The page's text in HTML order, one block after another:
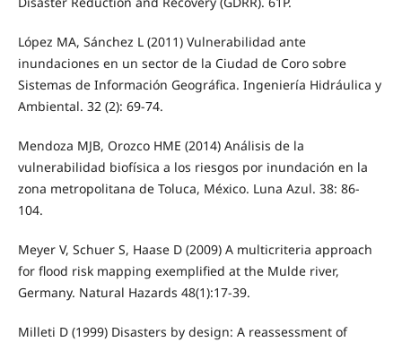
López MA, Sánchez L (2011) Vulnerabilidad ante
inundaciones en un sector de la Ciudad de Coro sobre
Sistemas de Información Geográfica. Ingeniería Hidráulica y
Ambiental. 32 (2): 69-74.
Mendoza MJB, Orozco HME (2014) Análisis de la
vulnerabilidad biofísica a los riesgos por inundación en la
zona metropolitana de Toluca, México. Luna Azul. 38: 86-
104.
Meyer V, Schuer S, Haase D (2009) A multicriteria approach
for flood risk mapping exemplified at the Mulde river,
Germany. Natural Hazards 48(1):17-39.
Milleti D (1999) Disasters by design: A reassessment of